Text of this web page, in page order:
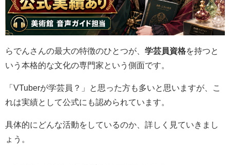
らでんさんの最大の特徴のひとつが、 学芸員資格を持つと
いう本格的な文化の専門家という側面です。
「VTuberが学芸員？」と思った方も多いと思いますが、こ
れは実績として公式にも認められています。
具体的にどんな活動をしているのか、詳しく見ていきまし
ょう。